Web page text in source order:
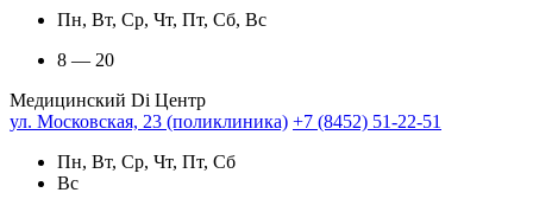
Пн, Вт, Ср, Чт, Пт, Сб, Вс
8 — 20
Медицинский Di Центр
ул. Московская, 23 (поликлиника) +7 (8452) 51-22-51
Пн, Вт, Ср, Чт, Пт, Сб
Вс